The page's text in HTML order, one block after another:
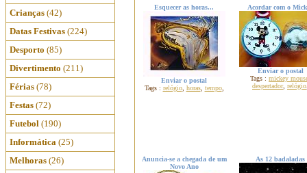
Crianças (42)
Datas Festivas (224)
Desporto (85)
Divertimento (211)
Férias (78)
Festas (72)
Futebol (190)
Informática (25)
Melhoras (26)
Esquecer as horas...
Enviar o postal
Tags : relógio, horas, tempo,
Acordar com o
Enviar o postal
Tags : mickey
despertador, relógio
Anuncia-se a chegada de um
Novo Ano
As 12 badaladas